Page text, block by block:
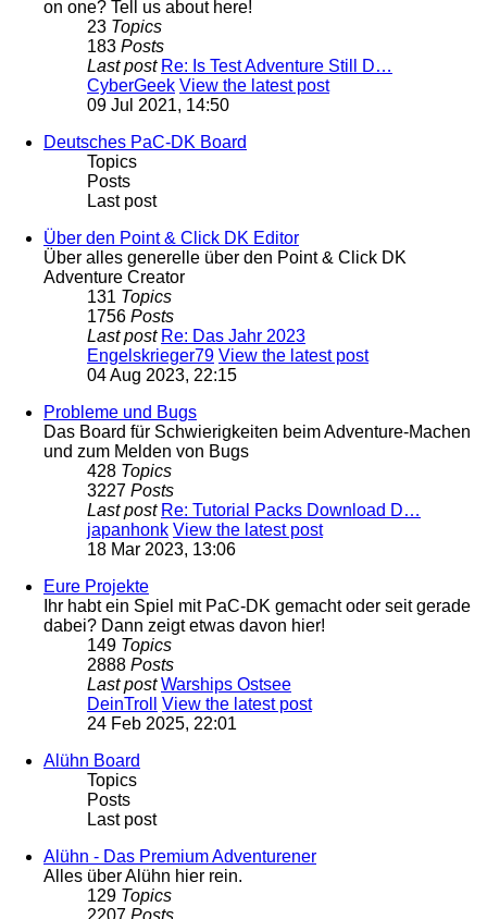
on one? Tell us about here!
23 Topics
183 Posts
Last post Re: Is Test Adventure Still D…
CyberGeek View the latest post
09 Jul 2021, 14:50
Deutsches PaC-DK Board
Topics
Posts
Last post
Über den Point & Click DK Editor
Über alles generelle über den Point & Click DK
Adventure Creator
131 Topics
1756 Posts
Last post Re: Das Jahr 2023
Engelskrieger79 View the latest post
04 Aug 2023, 22:15
Probleme und Bugs
Das Board für Schwierigkeiten beim Adventure-Machen
und zum Melden von Bugs
428 Topics
3227 Posts
Last post Re: Tutorial Packs Download D…
japanhonk View the latest post
18 Mar 2023, 13:06
Eure Projekte
Ihr habt ein Spiel mit PaC-DK gemacht oder seit gerade
dabei? Dann zeigt etwas davon hier!
149 Topics
2888 Posts
Last post Warships Ostsee
DeinTroll
View the latest post
24 Feb 2025, 22:01
Alühn Board
Topics
Posts
Last post
Alühn - Das Premium Adventurener
Alles über Alühn hier rein.
129 Topics